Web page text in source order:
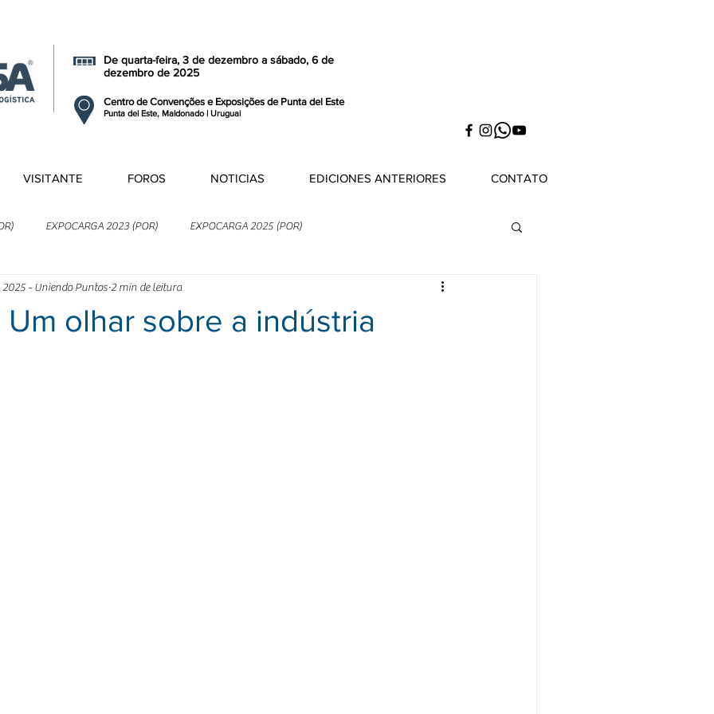
Centro de Convenções e Exposições de Punta del Este
Punta del Este, Maldonado | Uruguai
De quarta-feira, 3 de dezembro a sábado, 6 de
dezembro de 2025
VISITANTE FOROS NOTICIAS EDICIONES ANTERIORES CONTATO
EXPOCARGA 2023 (POR) EXPOCARGA 2025 (POR)
Um olhar sobre a indústria
2025 - Uniendo Puntos 2 min de leitura